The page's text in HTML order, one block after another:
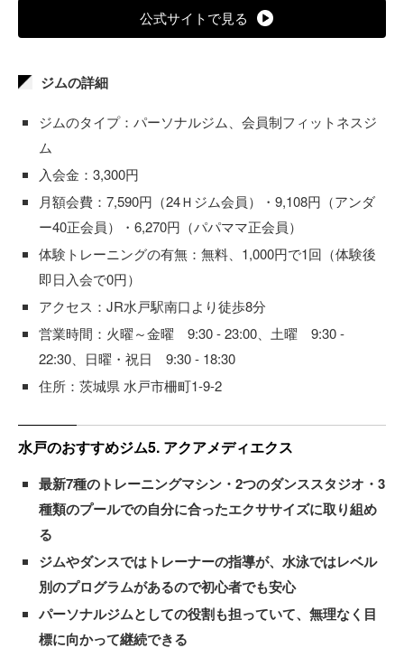
公式サイトで見る
ジムの詳細
ジムのタイプ：パーソナルジム、会員制フィットネスジ
ム
入会金：3,300円
月額会費：7,590円（24Ｈジム会員）・9,108円（アンダ
ー40正会員）・6,270円（パパママ正会員）
体験トレーニングの有無：無料、1,000円で1回（体験後
即日入会で0円）
アクセス：JR水戸駅南口より徒歩8分
営業時間：火曜～金曜 9:30 - 23:00、土曜 9:30 -
22:30、日曜・祝日 9:30 - 18:30
住所：茨城県 水戸市柵町1-9-2
水戸のおすすめジム5. アクアメディエクス
最新7種のトレーニングマシン・2つのダンススタジオ・3
種類のプールでの自分に合ったエクササイズに取り組め
る
ジムやダンスではトレーナーの指導が、水泳ではレベル
別のプログラムがあるので初心者でも安心
パーソナルジムとしての役割も担っていて、無理なく目
標に向かって継続できる